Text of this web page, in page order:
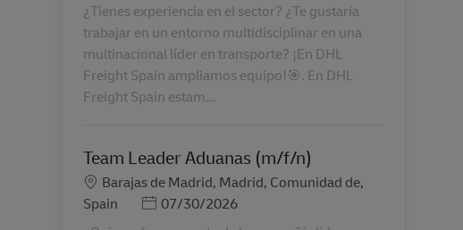
¿Tienes experiencia en el sector? ¿Te gustaría
trabajar en un entorno multidisciplinar en una
multinacional líder en transporte? ¡En DHL
Freight Spain ampliamos equipo!🎯. En DHL
Freight Spain estam...
Team Leader Aduanas (m/f/n)
Местоположение
Barajas de Madrid, Madrid, Comunidad de,
Spain
Posted Date
07/30/2026